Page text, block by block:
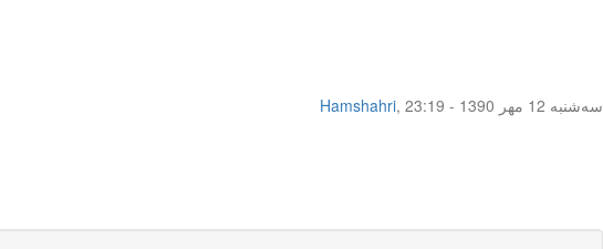
Hamshahri,
سه‌شنبه 12 مهر 1390 - 23:19